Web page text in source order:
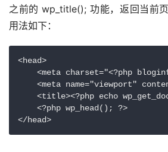
之前的 wp_title(); 功能，返回当前
<head>
<meta charset="<?php
<meta name="viewport"
<title><?php echo
    <?php wp_head(); ?>
</head>